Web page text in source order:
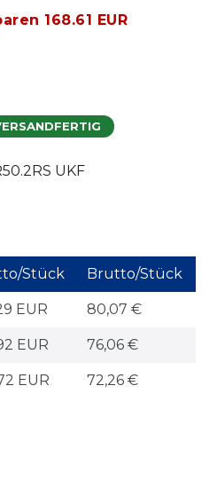
168.61 EUR
UKF
Stück Brutto/Stück
EUR 80,07 €
EUR 76,06 €
EUR 72,26 €